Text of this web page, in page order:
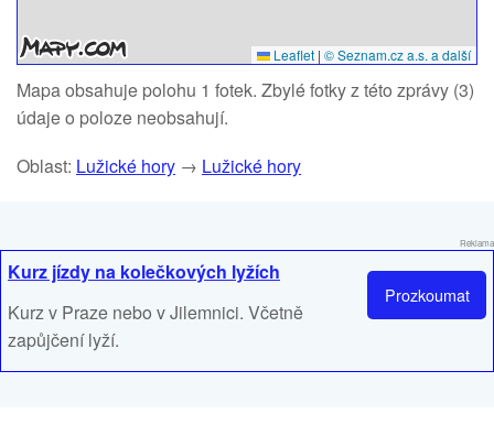
Leaflet | © Seznam.cz a.s. a další
Mapa obsahuje polohu 1 fotek. Zbylé fotky z této zprávy (3)
údaje o poloze neobsahují.
Oblast: Lužické hory → Lužické hory
Reklama
Prozkoumat
Kurz jízdy na kolečkových lyžích
Kurz v Praze nebo v Jilemnici. Včetně
zapůjčení lyží.